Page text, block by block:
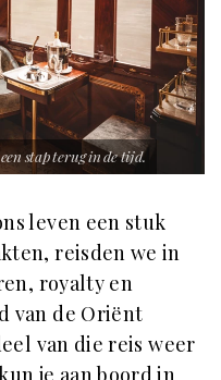
stap terug in de tijd.
leven een stuk
reisden we in
royalty en
van de Oriënt
van die reis weer
je aan boord in